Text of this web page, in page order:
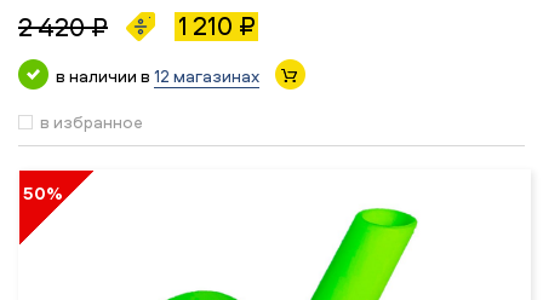
2 420 ₽ 1 210 ₽
в наличии в 12 магазинах
в избранное
50%